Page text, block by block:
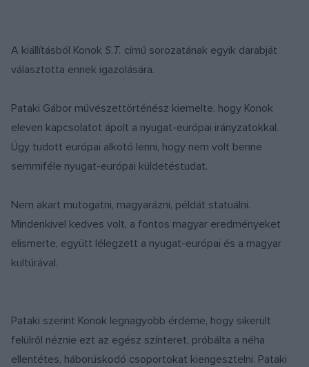
A kiállításból Konok S.T. című sorozatának egyik darabját
választotta ennek igazolására.
Pataki Gábor művészettörténész kiemelte, hogy Konok
eleven kapcsolatot ápolt a nyugat-európai irányzatokkal.
Úgy tudott európai alkotó lenni, hogy nem volt benne
semmiféle nyugat-európai küldetéstudat.
Nem akart mutogatni, magyarázni, példát statuálni.
Mindenkivel kedves volt, a fontos magyar eredményeket
elismerte, együtt lélegzett a nyugat-európai és a magyar
kultúrával.
Pataki szerint Konok legnagyobb érdeme, hogy sikerült
felülről néznie ezt az egész színteret, próbálta a néha
ellentétes, háborúskodó csoportokat kiengesztelni. Pataki